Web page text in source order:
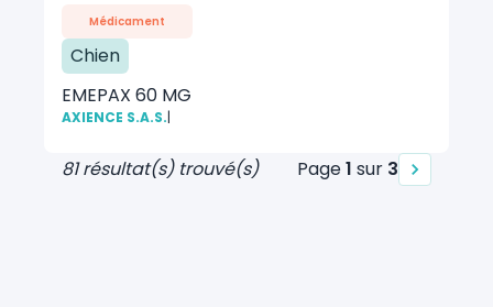
Médicament
Chien
EMEPAX 60 MG
AXIENCE S.A.S.|
81 résultat(s) trouvé(s) Page1 sur 3